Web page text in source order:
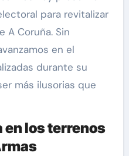
para revitalizar
A Coruña. Sin
en el
durante su
más ilusorias que
los terrenos